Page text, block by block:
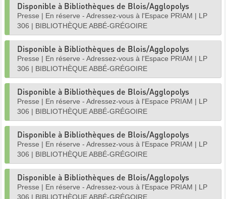
Disponible à Bibliothèques de Blois/Agglopolys
Presse | En réserve - Adressez-vous à l'Espace PRIAM | LP
306 | BIBLIOTHÈQUE ABBÉ-GRÉGOIRE
Disponible à Bibliothèques de Blois/Agglopolys
Presse | En réserve - Adressez-vous à l'Espace PRIAM | LP
306 | BIBLIOTHÈQUE ABBÉ-GRÉGOIRE
Disponible à Bibliothèques de Blois/Agglopolys
Presse | En réserve - Adressez-vous à l'Espace PRIAM | LP
306 | BIBLIOTHÈQUE ABBÉ-GRÉGOIRE
Disponible à Bibliothèques de Blois/Agglopolys
Presse | En réserve - Adressez-vous à l'Espace PRIAM | LP
306 | BIBLIOTHÈQUE ABBÉ-GRÉGOIRE
Disponible à Bibliothèques de Blois/Agglopolys
Presse | En réserve - Adressez-vous à l'Espace PRIAM | LP
306 | BIBLIOTHÈQUE ABBÉ-GRÉGOIRE